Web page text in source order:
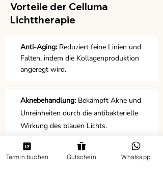
Vorteile der Celluma
Lichttherapie
Anti-Aging: Reduziert feine Linien und
Falten, indem die Kollagenproduktion
angeregt wird.
Aknebehandlung: Bekämpft Akne und
Unreinheiten durch die antibakterielle
Wirkung des blauen Lichts.
Hautton-Verbesserung:
Termin buchen Gutschein Whatsapp